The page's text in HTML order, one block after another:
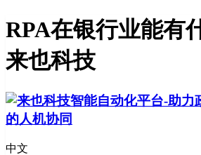
RPA在银行业能有
来也科技
中文